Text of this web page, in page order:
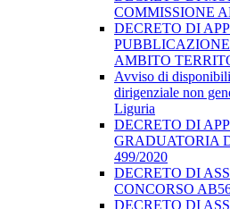
COMMISSIONE
DECRETO DI
AMBITO
Avviso di
dirigenziale non
Liguria
DECRETO DI
GRADUATORIA
499/2020
DECRETO DI
CONCORSO
DECRETO DI